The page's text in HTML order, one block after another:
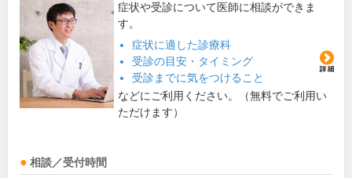
症状や受診について医師に相談ができま
す。
症状に適した診療科
受診の目安・タイミング
受診までに気をつけること
などにご利用ください。（無料でご利用い
ただけます）
相談／受付時間